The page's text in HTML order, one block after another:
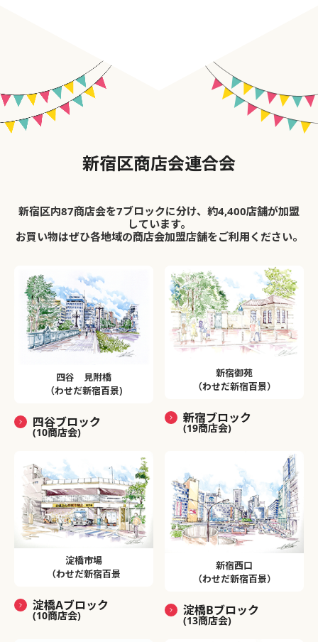
新宿区商店会連合会
新宿区内87商店会を7ブロックに分け、約4,400店舗が加盟
しています。
お買い物はぜひ各地域の商店会加盟店舗をご利用ください。
四谷 見附橋
（わせだ新宿百景)
四谷ブロック
(10商店会)
新宿御苑
（わせだ新宿百景）
新宿ブロック
(19商店会)
淀橋市場
（わせだ新宿百景
淀橋Aブロック
(10商店会)
新宿西口
（わせだ新宿百景）
淀橋Bブロック
(13商店会)